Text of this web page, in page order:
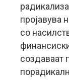
пројавува
со
создаваат